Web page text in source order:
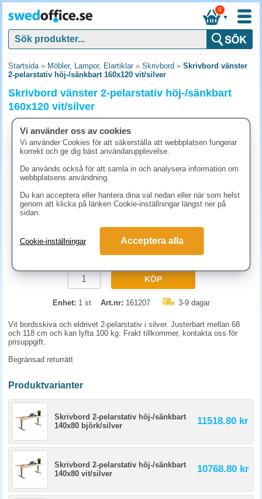
▼
0
Startsida» Möbler, Lampor, Elartiklar» Skrivbord » Skrivbord vänster
2-pelarstativ höj-/sänkbart 160x120 vit/silver
Skrivbord vänster 2-pelarstativ höj-/sänkbart
160x120 vit/silver
12538.80 kr (inkl. moms)
KÖP
Enhet: 1 st Art.nr: 161207 3-9 dagar
Vit bordsskiva och eldrivet 2-pelarstativ i silver. Justerbart mellan 68
och 118 cm och kan lyfta 100 kg. Frakt tillkommer, kontakta oss för
prisuppgift.
Begränsad returrätt
Produktvarianter
Skrivbord 2-pelarstativ höj-/sänkbart
140x80 björk/silver
11518.80 kr
Skrivbord 2-pelarstativ höj-/sänkbart
140x80 vit/silver
10768.80 kr
Vi använder oss av cookies
Vi använder Cookies för att säkerställa att webbplatsen fungerar
korrekt och ge dig bäst användarupplevelse.
De används också för att samla in och analysera information om
webbplatsens användning.
Du kan acceptera eller hantera dina val nedan eller när som helst
genom att klicka på länken Cookie-inställningar längst ner på
sidan.
Cookie-inställningar Acceptera alla